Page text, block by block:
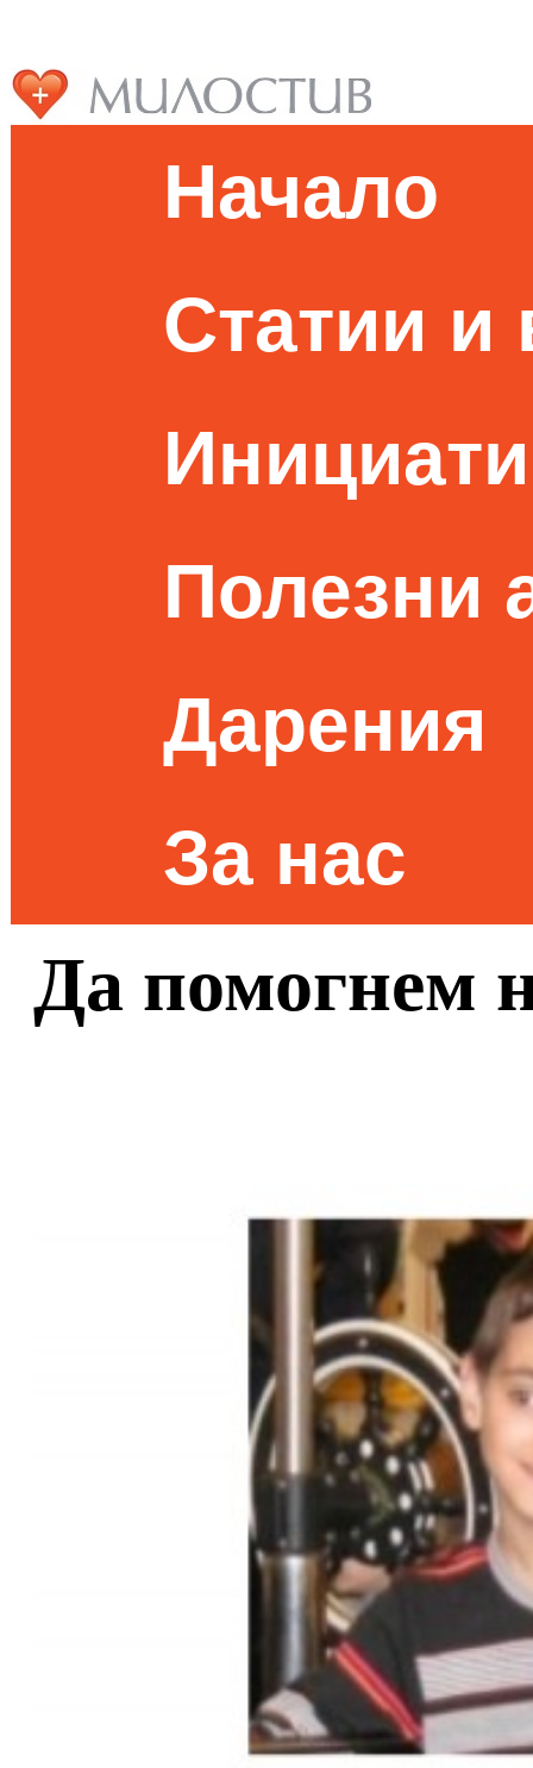
Начало
Статии и
Полезни
Дарения
За нас
Да помогнем